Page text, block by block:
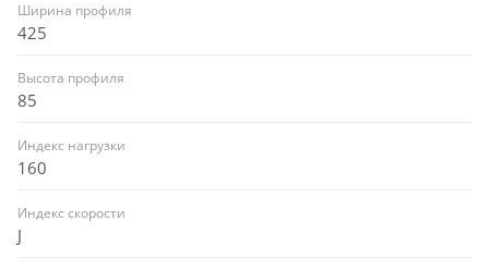
Ширина профиля
425
Высота профиля
85
Индекс нагрузки
160
Индекс скорости
J